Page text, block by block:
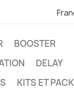
BOOSTER
DELAY
KITS ET